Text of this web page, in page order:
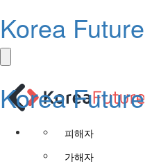
Korea Future
Korea Future
피해자
가해자